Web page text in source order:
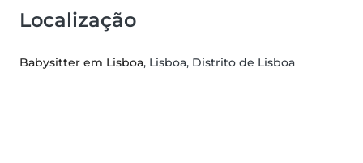
Localização
Babysitter em Lisboa, Lisboa, Distrito de Lisboa